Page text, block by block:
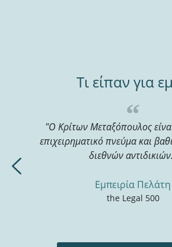
Τι είπαν για
"Ο Κρίτων Μεταξόπουλος
επιχειρηματικό πνεύμα και
διεθνών
Εμπειρία Πελάτη
the Legal 500